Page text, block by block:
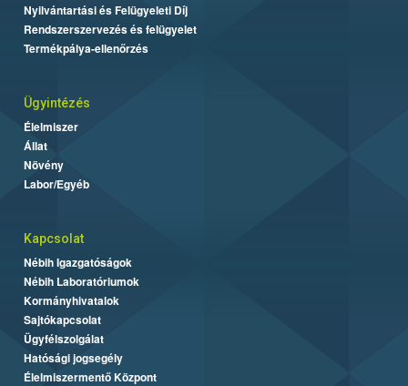
Nyilvántartási és Felügyeleti Díj
Rendszerszervezés és felügyelet
Termékpálya-ellenőrzés
Ügyintézés
Élelmiszer
Állat
Növény
Labor/Egyéb
Kapcsolat
Nébih Igazgatóságok
Nébih Laboratóriumok
Kormányhivatalok
Sajtókapcsolat
Ügyfélszolgálat
Hatósági jogsegély
Élelmiszermentő Központ